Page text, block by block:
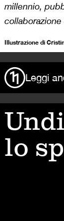
millennio,
collaborazione
Illustrazione di
Leggi
lo